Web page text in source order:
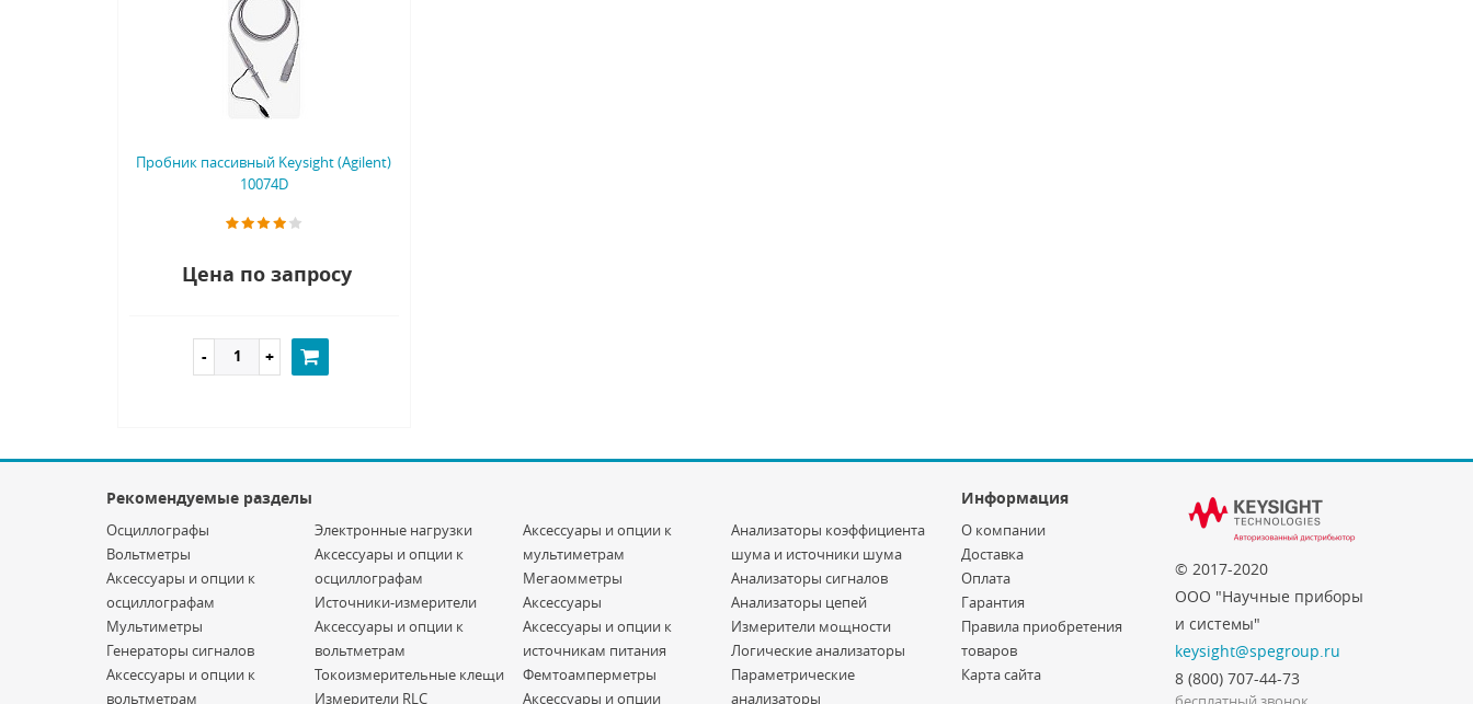
Пробник пассивный Keysight (Agilent)
10074D
Цена по запросу
Рекомендуемые разделы Информация
© 2017-2020
ООО "Научные приборы
и системы"
keysight@spegroup.ru
8 (800) 707-44-73
Осциллографы
Вольтметры
Аксессуары и опции к
осциллографам
Мультиметры
Генераторы сигналов
Аксессуары и опции к
вольтметрам
Электронные нагрузки
Аксессуары и опции к
осциллографам
Источники-измерители
Аксессуары и опции к
вольтметрам
Токоизмерительные клещи
Измерители RLC
Аксессуары и опции к
мультиметрам
Мегаомметры
Аксессуары
Аксессуары и опции к
источникам питания
Фемтоамперметры
Аксессуары и опции
Анализаторы коэффициента
шума и источники шума
Анализаторы сигналов
Анализаторы цепей
Измерители мощности
Логические анализаторы
Параметрические
анализаторы
О компании
Доставка
Оплата
Гарантия
Правила приобретения
товаров
Карта сайта